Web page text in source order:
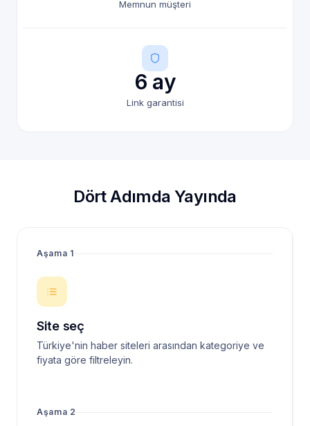
Memnun müşteri
6 ay
Link garantisi
Dört Adımda Yayında
Aşama 1
Site seç
Türkiye'nin haber siteleri arasından kategoriye ve
fiyata göre filtreleyin.
Aşama 2